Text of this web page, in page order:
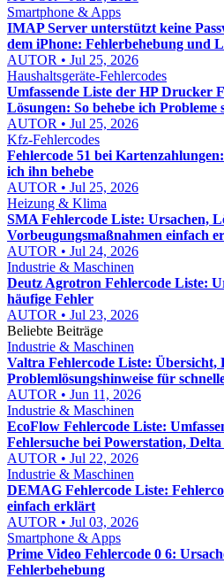
Smartphone & Apps
IMAP Server unterstützt keine
dem iPhone: Fehlerbehebung und
AUTOR • Jul 25, 2026
Haushaltsgeräte-Fehlercodes
Umfassende Liste der HP Drucker
Lösungen: So behebe ich Probleme
AUTOR • Jul 25, 2026
Kfz-Fehlercodes
Fehlercode 51 bei
ich ihn behebe
AUTOR • Jul 25, 2026
Heizung & Klima
SMA Fehlercode Liste: Ursachen,
Vorbeugungsmaßnahmen einfach
AUTOR • Jul 24, 2026
Industrie & Maschinen
Deutz Agrotron Fehlercode Liste:
häufige Fehler
AUTOR • Jul 23, 2026
Beliebte Beiträge
Industrie & Maschinen
Valtra Fehlercode Liste: Übersicht,
Problemlösungshinweise für
AUTOR • Jun 11, 2026
Industrie & Maschinen
EcoFlow Fehlercode Liste:
Fehlersuche bei Powerstation,
AUTOR • Jul 22, 2026
Industrie & Maschinen
DEMAG Fehlercode Liste:
einfach erklärt
AUTOR • Jul 03, 2026
Smartphone & Apps
Prime Video Fehlercode 0 6:
Fehlerbehebung